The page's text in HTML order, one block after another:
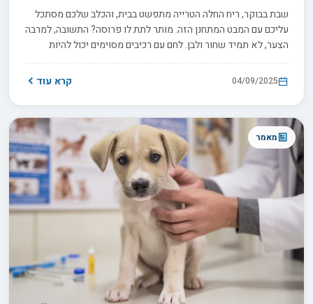
שבת בבוקר, ריח החלה הטרייה מתפשט בבית, והכלב שלכם מסתכל
עליכם עם המבט המתחנן הזה. מותר לתת לו פרוסה? התשובה, למרבה
הצער, לא תמיד שחור ולבן. לחם עם רכיבים מסוימים יכול להיות
אפילו קטלני. באנו נעשה סדר בבלאגן.
04/09/2025 קרא עוד
מאמר